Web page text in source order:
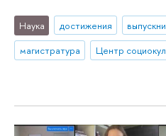
Наука достижения
магистратура
Центр